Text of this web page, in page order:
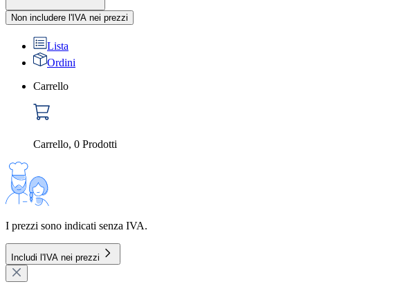
Non includere l'IVA nei prezzi
Lista
Ordini
Carrello
Carrello, 0 Prodotti
I prezzi sono indicati senza IVA.
Includi l'IVA nei prezzi